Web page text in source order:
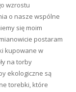
wzrostu
o nasze wspólne
się moim
postaram
kupowane w
na torby
ekologiczne są
torebki, które